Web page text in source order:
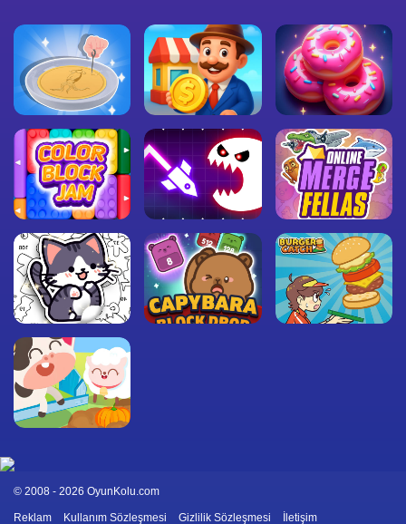
© 2008 - 2026 OyunKolu.com
Reklam Kullanım Sözleşmesi Gizlilik Sözleşmesi İletişim